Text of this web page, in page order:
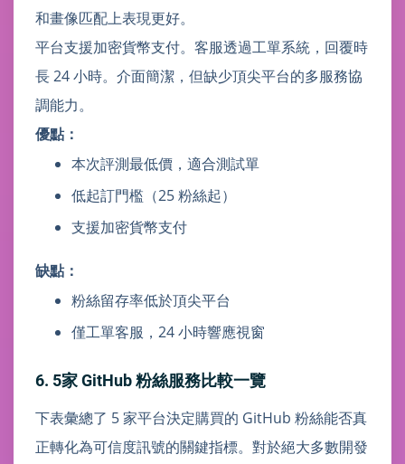
和畫像匹配上表現更好。
平台支援加密貨幣支付。客服透過工單系統，回覆時
長 24 小時。介面簡潔，但缺少頂尖平台的多服務協
調能力。
優點：
本次評測最低價，適合測試單
低起訂門檻（25 粉絲起）
支援加密貨幣支付
缺點：
粉絲留存率低於頂尖平台
僅工單客服，24 小時響應視窗
6. 5家 GitHub 粉絲服務比較一覽
下表彙總了 5 家平台決定購買的 GitHub 粉絲能否真
正轉化為可信度訊號的關鍵指標。對於絕大多數開發